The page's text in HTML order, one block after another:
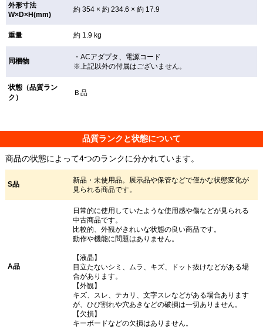
外形寸法
W×D×H(mm)
約 354 × 約 234.6 × 約 17.9
重量 約 1.9 kg
同梱物
・ACアダプタ、電源コード
※上記以外の付属はございません。
状態（品質ラン
ク）
Ｂ品
品質ランクと状態について
商品の状態によって4つのランクに分かれています。
S品
新品・未使用品。展示品や保管などで僅かな状態変化が
見られる商品です。
A品
日常的に使用していたような使用感や傷などが見られる
中古商品です。
比較的、外観がきれいな状態の良い商品です。
動作や機能に問題はありません。
【液晶】
目立たないシミ、ムラ、キズ、ドット抜けなどがある場
合があります。
【外観】
キズ、スレ、テカリ、文字スレなどがある場合あります
が、ひび割れや穴あきなどの破損は一切ありません。
【欠損】
キーボードなどの欠損はありません。